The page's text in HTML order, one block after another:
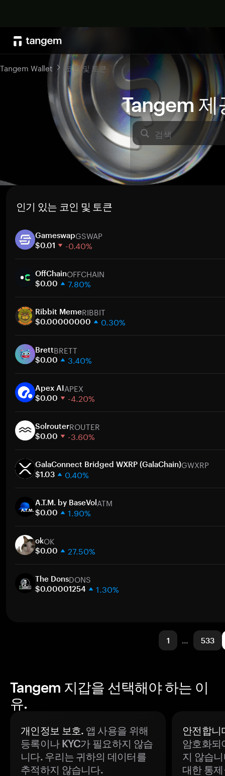
Tangem 제
검색
Tangem Wallet 코인 및 토큰
인기 있는 코인 및 토큰
GameswapGSWAP
$0.01 -0.40%
30일
시가총액
OffChainOFFCHAIN
$0.00 7.80%
30일
시가총액
Ribbit MemeRIBBIT
$0.00000000 0.30%
30일
시가총액
BrettBRETT
$0.00 3.40%
30일
시가총액
Apex AIAPEX
$0.00 -4.20%
30일
시가총액
SolrouterROUTER
$0.00 -3.60%
30일
시가총액
GalaConnect Bridged WXRP (GalaChain)GWXRP
$1.03 0.40%
30일
시가총액
A.T.M. by BaseVolATM
$0.00 1.90%
30일
시가총액
okOK
$0.00 27.50%
30일
시가총액
The DonsDONS
$0.00001254 1.30%
1 … 533
Tangem 지갑을 선택해야 하는 이
유.
개인정보 보호. 앱 사용을 위해
등록이나 KYC가 필요하지 않습
니다. 우리는 귀하의 데이터를
추적하지 않습니다.
안전합니
암호화되
지 않습
대한 통